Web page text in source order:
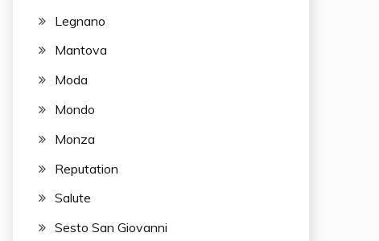
Legnano
Mantova
Moda
Mondo
Monza
Reputation
Salute
Sesto San Giovanni